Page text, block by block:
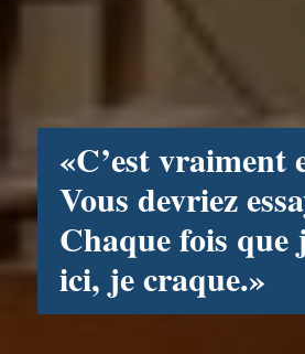
«C’est vraiment
Vous devriez
Chaque fois que
ici, je craque.»